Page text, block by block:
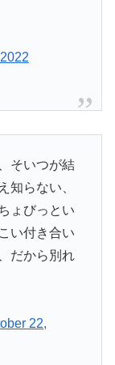
そいつが結
知らない、
ょびっとい
い付き合い
だから別れ
22,